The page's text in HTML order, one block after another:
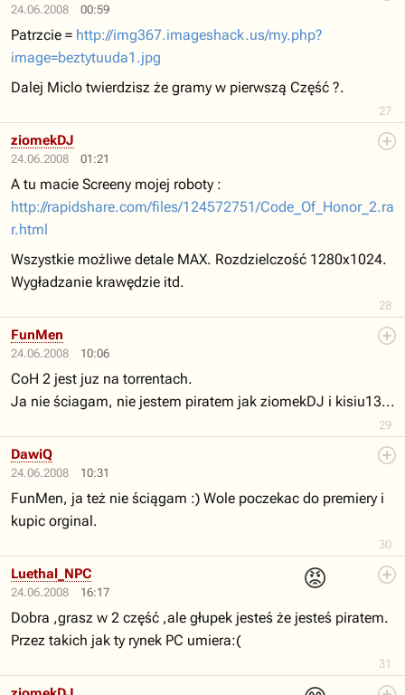
24.06.2008 00:59
27
Patrzcie = http://img367.imageshack.us/my.php?
image=beztytuuda1.jpg
Dalej Miclo twierdzisz że gramy w pierwszą Część ?.
24.06.2008 01:21
28
ziomekDJ
A tu macie Screeny mojej roboty :
http://rapidshare.com/files/124572751/Code_Of_Honor_2.ra
r.html
Wszystkie możliwe detale MAX. Rozdzielczość 1280x1024.
Wygładzanie krawędzie itd.
24.06.2008 10:06
29
FunMen
CoH 2 jest juz na torrentach.
Ja nie ściagam, nie jestem piratem jak ziomekDJ i kisiu13...
24.06.2008 10:31
30
DawiQ
FunMen, ja też nie ściągam :) Wole poczekac do premiery i
kupic orginal.
24.06.2008 16:17
😡
31
Luethal_NPC
Dobra ,grasz w 2 część ,ale głupek jesteś że jesteś piratem.
Przez takich jak ty rynek PC umiera:(